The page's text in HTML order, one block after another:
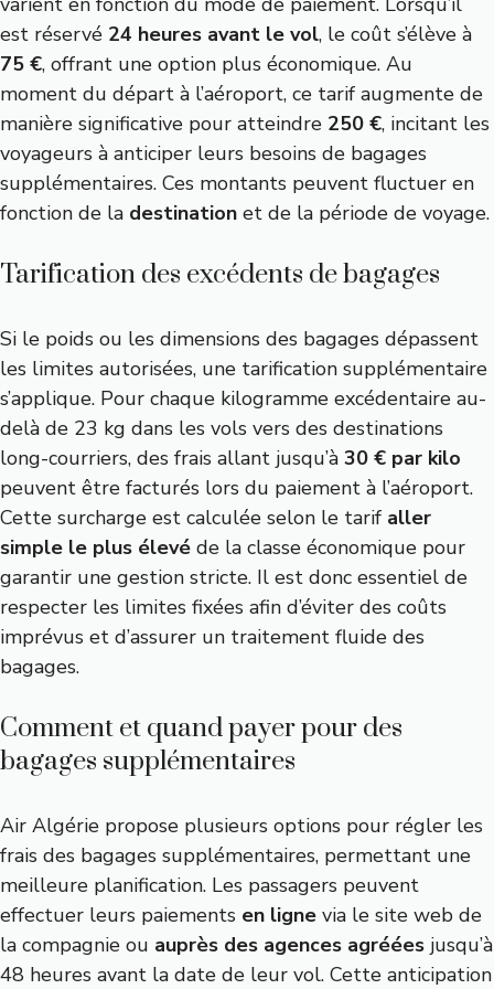
est réservé 24 heures avant le vol, le coût s’élève à
75 €, offrant une option plus économique. Au
moment du départ à l’aéroport, ce tarif augmente de
manière significative pour atteindre 250 €, incitant les
voyageurs à anticiper leurs besoins de bagages
supplémentaires. Ces montants peuvent fluctuer en
fonction de la destination et de la période de voyage.
Tarification des excédents de bagages
Si le poids ou les dimensions des bagages dépassent
les limites autorisées, une tarification supplémentaire
s’applique. Pour chaque kilogramme excédentaire au-
delà de 23 kg dans les vols vers des destinations
long-courriers, des frais allant jusqu’à 30 € par kilo
peuvent être facturés lors du paiement à l’aéroport.
Cette surcharge est calculée selon le tarif aller
simple le plus élevé de la classe économique pour
garantir une gestion stricte. Il est donc essentiel de
respecter les limites fixées afin d’éviter des coûts
imprévus et d’assurer un traitement fluide des
bagages.
Comment et quand payer pour des
bagages supplémentaires
Air Algérie propose plusieurs options pour régler les
frais des bagages supplémentaires, permettant une
meilleure planification. Les passagers peuvent
effectuer leurs paiements en ligne via le site web de
la compagnie ou auprès des agences agréées jusqu’à
48 heures avant la date de leur vol. Cette anticipation